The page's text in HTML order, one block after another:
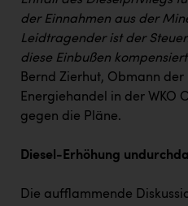
KIWI Kinderwunsch Institut
Kleider Bauer
Maximarkt
Oldtimer Raststationen und
der Einnahmen aus der
Leidtragender ist der
diese Einbußen
Bernd Zierhut, Obmann der
Energiehandel in der WKO
gegen die Pläne.
Diesel-Erhöhung
Die aufflammende